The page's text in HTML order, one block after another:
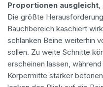
Proportionen ausgleicht,
Die größte
Bauchbereich kaschiert
schlanken Beine weiterhin
sollen. Zu weite Schnitte
erscheinen lassen,
Körpermitte stärker